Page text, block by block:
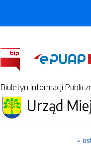
Biuletyn Informacji
Urząd